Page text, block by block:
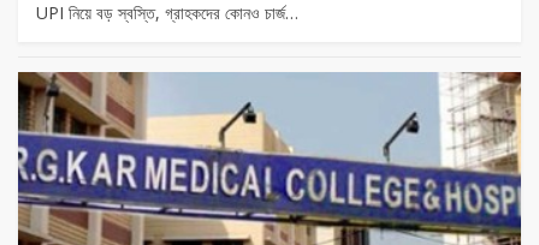
UPI নিয়ে বড় স্বস্তি, গ্রাহকদের কোনও চার্জ…